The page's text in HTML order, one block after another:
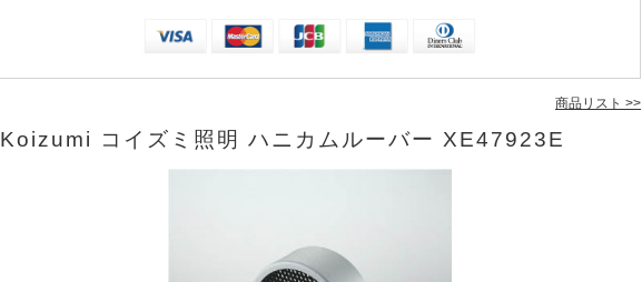
商品リスト >>
Koizumi コイズミ照明 ハニカムルーバー XE47923E